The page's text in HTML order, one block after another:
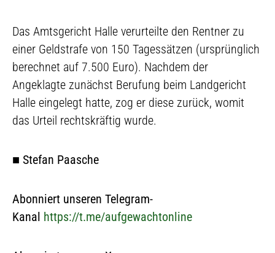
Das Amtsgericht Halle verurteilte den Rentner zu
einer Geldstrafe von 150 Tagessätzen (ursprünglich
berechnet auf 7.500 Euro). Nachdem der
Angeklagte zunächst Berufung beim Landgericht
Halle eingelegt hatte, zog er diese zurück, womit
das Urteil rechtskräftig wurde.
■ Stefan Paasche
Abonniert unseren Telegram-
Kanal https://t.me/aufgewachtonline